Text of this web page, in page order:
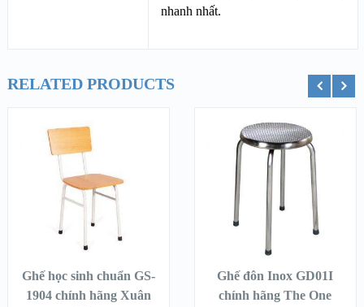
nhanh nhất.
RELATED PRODUCTS
Ghế học sinh chuẩn GS-
1904 chính hãng Xuân
Ghế đôn Inox GD01I
chính hãng The One
Thêm vào